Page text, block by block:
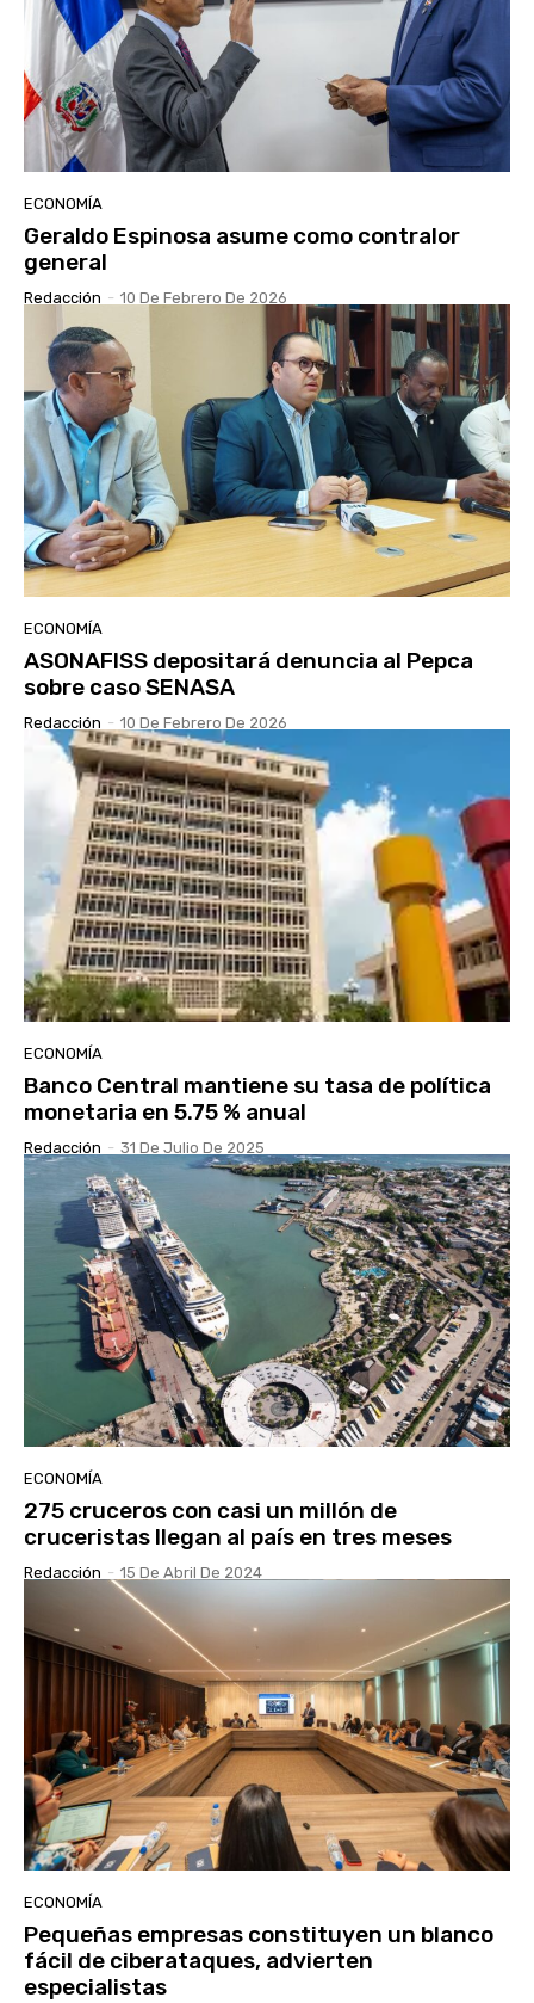
ECONOMÍA
Geraldo Espinosa asume como contralor
general
Redacción - 10 De Febrero De 2026
ECONOMÍA
ASONAFISS depositará denuncia al Pepca
sobre caso SENASA
Redacción - 10 De Febrero De 2026
ECONOMÍA
Banco Central mantiene su tasa de política
monetaria en 5.75 % anual
Redacción - 31 De Julio De 2025
ECONOMÍA
275 cruceros con casi un millón de
cruceristas llegan al país en tres meses
Redacción - 15 De Abril De 2024
ECONOMÍA
Pequeñas empresas constituyen un blanco
fácil de ciberataques, advierten
especialistas